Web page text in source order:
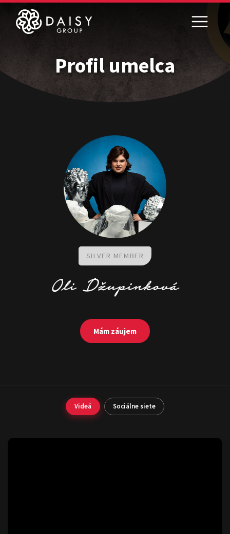
Profil umelca
SILVER MEMBER
OliDžupinková
Mám záujem
Videá Sociálne siete